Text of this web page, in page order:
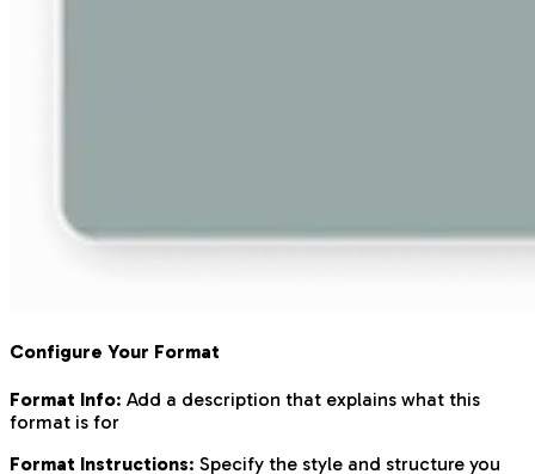
Configure Your Format
Format Info: Add a description that explains what this
format is for
Format Instructions: Specify the style and structure you